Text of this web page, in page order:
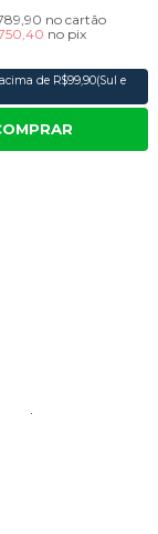
no cartão
no pix
de R$99,90(Sul e